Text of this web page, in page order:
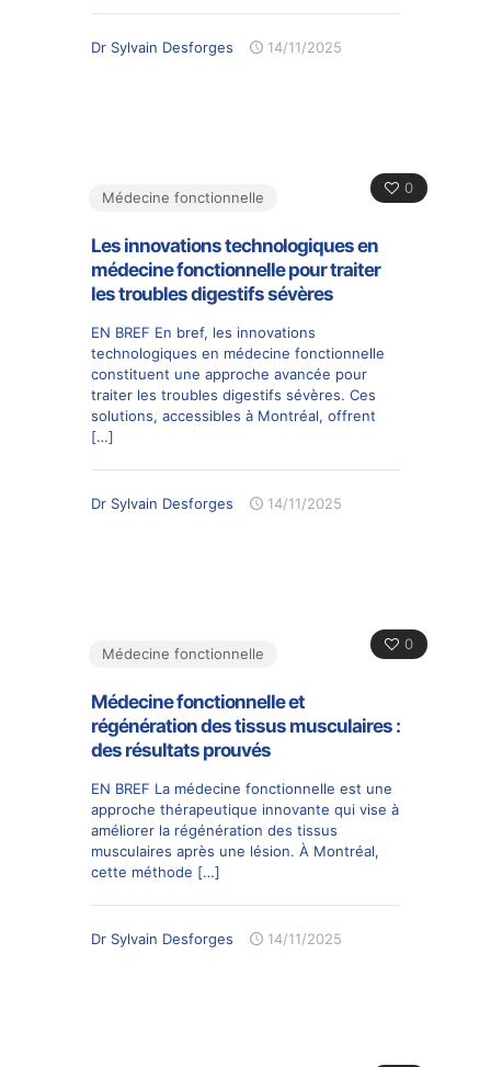
Dr Sylvain Desforges 14/11/2025
0
Médecine fonctionnelle
Les innovations technologiques en
médecine fonctionnelle pour traiter
les troubles digestifs sévères
EN BREF En bref, les innovations
technologiques en médecine fonctionnelle
constituent une approche avancée pour
traiter les troubles digestifs sévères. Ces
solutions, accessibles à Montréal, offrent
[…]
Dr Sylvain Desforges 14/11/2025
0
Médecine fonctionnelle
Médecine fonctionnelle et
régénération des tissus musculaires :
des résultats prouvés
EN BREF La médecine fonctionnelle est une
approche thérapeutique innovante qui vise à
améliorer la régénération des tissus
musculaires après une lésion. À Montréal,
cette méthode […]
Dr Sylvain Desforges 14/11/2025